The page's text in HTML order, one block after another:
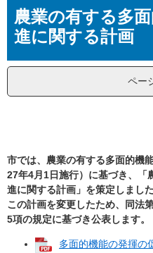
文農業の有する多
進に関する計画
ペー
市では、農業の有する多面的機
27年4月1日施行）に基づき、「
進に関する計画」を策定しました
この計画を変更したため、同法
5項の規定に基づき公表します。
多面的機能の発揮の